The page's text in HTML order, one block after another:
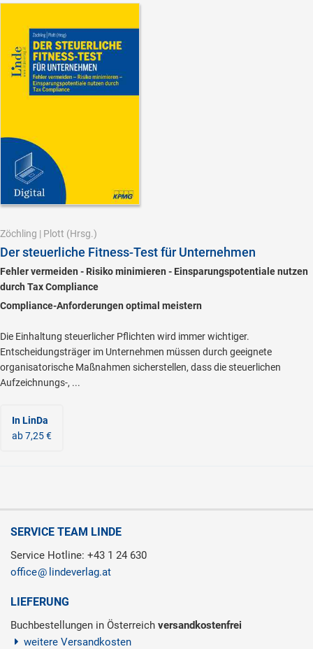
Zöchling | Plott (Hrsg.)
Der steuerliche Fitness-Test für Unternehmen
Fehler vermeiden - Risiko minimieren - Einsparungspotentiale nutzen
durch Tax Compliance
Compliance-Anforderungen optimal meistern
Die Einhaltung steuerlicher Pflichten wird immer wichtiger.
Entscheidungsträger im Unternehmen müssen durch geeignete
organisatorische Maßnahmen sicherstellen, dass die steuerlichen
Aufzeichnungs-, ...
In LinDa
ab 7,25 €
SERVICE TEAM LINDE
Service Hotline: +43 1 24 630
office
lindeverlag.at
LIEFERUNG
Buchbestellungen in Österreich versandkostenfrei
weitere Versandkosten